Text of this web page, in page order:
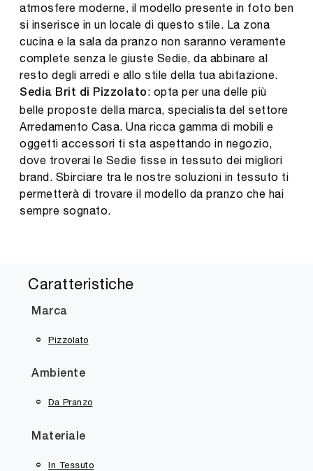
atmosfere moderne, il modello presente in foto ben
si inserisce in un locale di questo stile. La zona
cucina e la sala da pranzo non saranno veramente
complete senza le giuste Sedie, da abbinare al
resto degli arredi e allo stile della tua abitazione.
Sedia Brit di Pizzolato : opta per una delle più
belle proposte della marca, specialista del settore
Arredamento Casa. Una ricca gamma di mobili e
oggetti accessori ti sta aspettando in negozio,
dove troverai le Sedie fisse in tessuto dei migliori
brand. Sbirciare tra le nostre soluzioni in tessuto ti
permetterà di trovare il modello da pranzo che hai
sempre sognato.
Caratteristiche
Marca
Pizzolato
Ambiente
Da Pranzo
Materiale
In Tessuto